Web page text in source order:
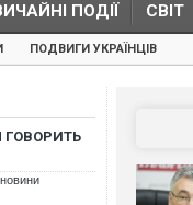
ПОДІЇ СВІТ
ПОДВИГИ УКРАЇНЦІВ
ГОВОРИТЬ
новини